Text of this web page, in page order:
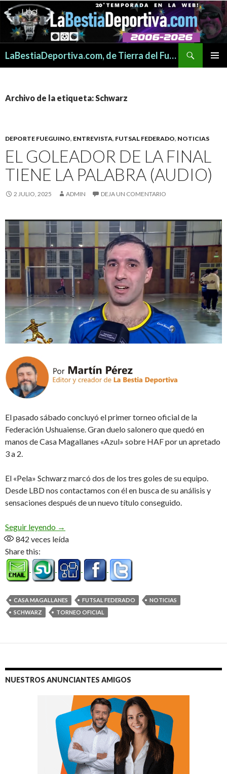
LaBestiaDeportiva.com, de Tierra del Fuego para todo el mundo
Archivo de la etiqueta: Schwarz
DEPORTE FUEGUINO, ENTREVISTA, FUTSAL FEDERADO, NOTICIAS
EL GOLEADOR DE LA FINAL
TIENE LA PALABRA (AUDIO)
2 JULIO, 2025 ADMIN DEJA UN COMENTARIO
El pasado sábado concluyó el primer torneo oficial de la
Federación Ushuaiense. Gran duelo salonero que quedó en
manos de Casa Magallanes «Azul» sobre HAF por un apretado
3 a 2.
El «Pela» Schwarz marcó dos de los tres goles de su equipo.
Desde LBD nos contactamos con él en busca de su análisis y
sensaciones después de un nuevo título conseguido.
Seguir leyendo El goleador de la final tiene la palabra (Audio)
→
842 veces leída
Share this:
CASA MAGALLANES FUTSAL FEDERADO
NOTICIAS
SCHWARZ
TORNEO OFICIAL
NUESTROS ANUNCIANTES AMIGOS